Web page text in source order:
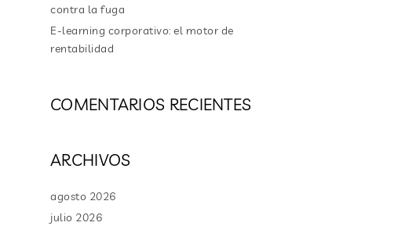
contra la fuga
E-learning corporativo: el motor de
rentabilidad
COMENTARIOS RECIENTES
ARCHIVOS
agosto 2026
julio 2026